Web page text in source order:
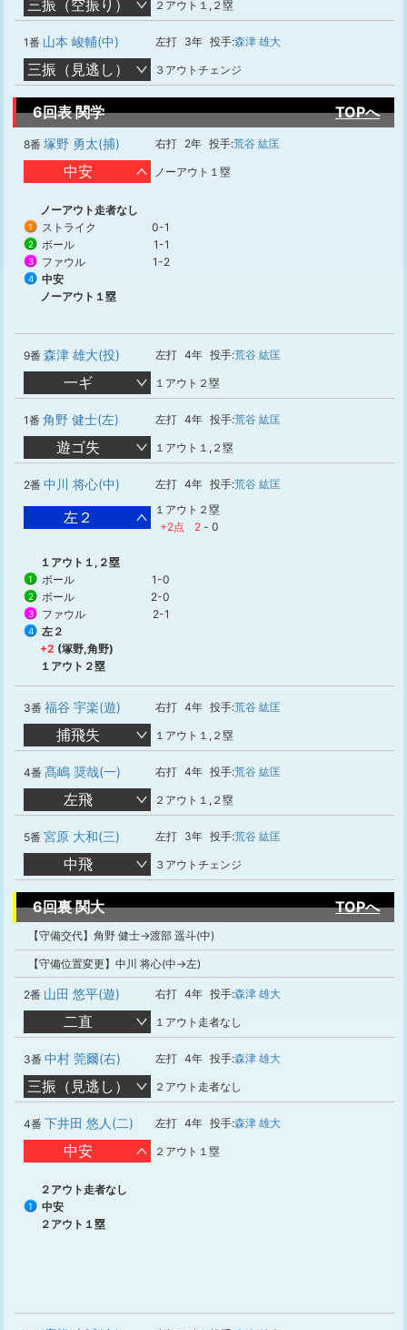
三振（空振り） ２アウト１,２塁
1番 山本 峻輔(中) 左打 3年 投手:森津 雄大
三振（見逃し） ３アウトチェンジ
6回表 関学 TOPへ
8番 塚野 勇太(捕) 右打 2年 投手:荒谷 紘匡
中安 ノーアウト１塁
ノーアウト走者なし
1 ストライク 0-1
2 ボール 1-1
3 ファウル 1-2
4
中安
ノーアウト１塁
9番 森津 雄大(投) 左打 4年 投手:荒谷 紘匡
一ギ １アウト２塁
1番 角野 健士(左) 左打 4年 投手:荒谷 紘匡
遊ゴ失 １アウト１,２塁
2番 中川 将心(中) 左打 4年 投手:荒谷 紘匡
左２
１アウト２塁
+2点
2 - 0
１アウト１,２塁
1 ボール 1-0
2 ボール 2-0
3 ファウル 2-1
4
左２
+2 (塚野,角野)
１アウト２塁
3番 福谷 宇楽(遊) 右打 4年 投手:荒谷 紘匡
捕飛失 １アウト１,２塁
4番 髙嶋 奨哉(一) 右打 4年 投手:荒谷 紘匡
左飛 ２アウト１,２塁
5番 宮原 大和(三) 左打 3年 投手:荒谷 紘匡
中飛 ３アウトチェンジ
6回裏 関大 TOPへ
【守備交代】角野 健士→渡部 遥斗(中)
【守備位置変更】中川 将心(中→左)
2番 山田 悠平(遊) 右打 4年 投手:森津 雄大
二直 １アウト走者なし
3番 中村 莞爾(右) 左打 4年 投手:森津 雄大
三振（見逃し） ２アウト走者なし
4番 下井田 悠人(二) 左打 4年 投手:森津 雄大
中安 ２アウト１塁
２アウト走者なし
1
中安
２アウト１塁